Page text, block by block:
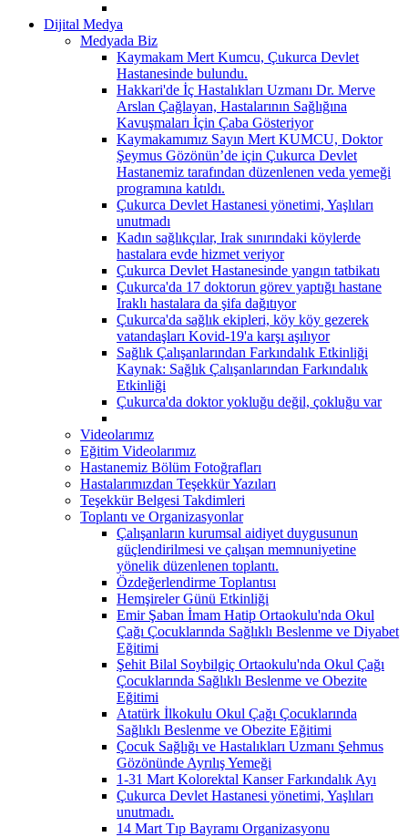
Dijital Medya
Medyada Biz
Kaymakam Mert Kumcu, Çukurca Devlet
Hastanesinde bulundu.
Hakkari'de İç Hastalıkları Uzmanı Dr. Merve
Arslan Çağlayan, Hastalarının Sağlığına
Kavuşmaları İçin Çaba Gösteriyor
Kaymakamımız Sayın Mert KUMCU, Doktor
Şeymus Gözönün’de için Çukurca Devlet
Hastanemiz tarafından düzenlenen veda yemeği
programına katıldı.
Çukurca Devlet Hastanesi yönetimi, Yaşlıları
unutmadı
Kadın sağlıkçılar, Irak sınırındaki köylerde
hastalara evde hizmet veriyor
Çukurca Devlet Hastanesinde yangın tatbikatı
Çukurca'da 17 doktorun görev yaptığı hastane
Iraklı hastalara da şifa dağıtıyor
Çukurca'da sağlık ekipleri, köy köy gezerek
vatandaşları Kovid-19'a karşı aşılıyor
Sağlık Çalışanlarından Farkındalık Etkinliği
Kaynak: Sağlık Çalışanlarından Farkındalık
Etkinliği
Çukurca'da doktor yokluğu değil, çokluğu var
Videolarımız
Eğitim Videolarımız
Hastanemiz Bölüm Fotoğrafları
Hastalarımızdan Teşekkür Yazıları
Teşekkür Belgesi Takdimleri
Toplantı ve Organizasyonlar
Çalışanların kurumsal aidiyet duygusunun
güçlendirilmesi ve çalışan memnuniyetine
yönelik düzenlenen toplantı.
Özdeğerlendirme Toplantısı
Hemşireler Günü Etkinliği
Emir Şaban İmam Hatip Ortaokulu'nda Okul
Çağı Çocuklarında Sağlıklı Beslenme ve Diyabet
Eğitimi
Şehit Bilal Soybilgiç Ortaokulu'nda Okul Çağı
Çocuklarında Sağlıklı Beslenme ve Obezite
Eğitimi
Atatürk İlkokulu Okul Çağı Çocuklarında
Sağlıklı Beslenme ve Obezite Eğitimi
Çocuk Sağlığı ve Hastalıkları Uzmanı Şehmus
Gözönünde Ayrılış Yemeği
1-31 Mart Kolorektal Kanser Farkındalık Ayı
Çukurca Devlet Hastanesi yönetimi, Yaşlıları
unutmadı.
14 Mart Tıp Bayramı Organizasyonu